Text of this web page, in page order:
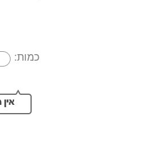
כמות: